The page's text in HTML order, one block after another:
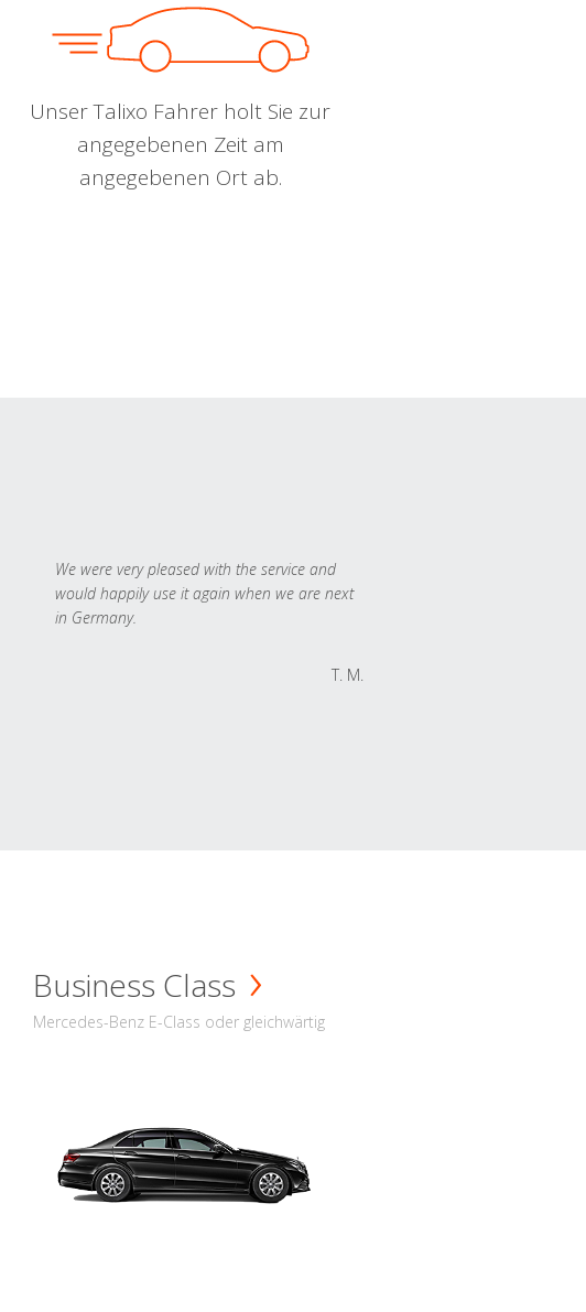
Unser Talixo Fahrer holt Sie zur
angegebenen Zeit am
angegebenen Ort ab.
We were very pleased with the service and
would happily use it again when we are next
in Germany.
T. M.
Business Class
Mercedes-Benz E-Class oder gleichwärtig